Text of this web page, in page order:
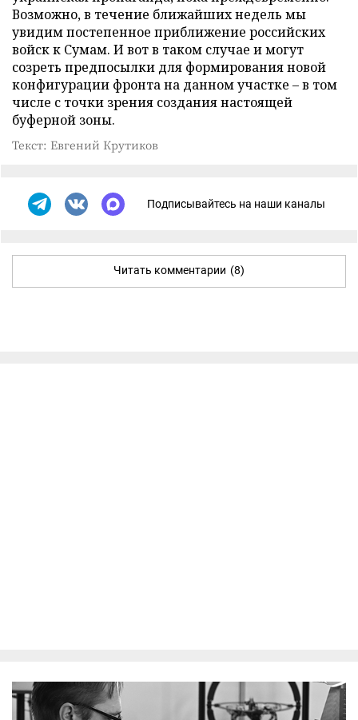
Возможно, в течение ближайших недель мы
увидим постепенное приближение российских
войск к Сумам. И вот в таком случае и могут
созреть предпосылки для формирования новой
конфигурации фронта на данном участке – в том
числе с точки зрения создания настоящей
буферной зоны.
Текст: Евгений Крутиков
Подписывайтесь на наши каналы
Читать комментарии (8)